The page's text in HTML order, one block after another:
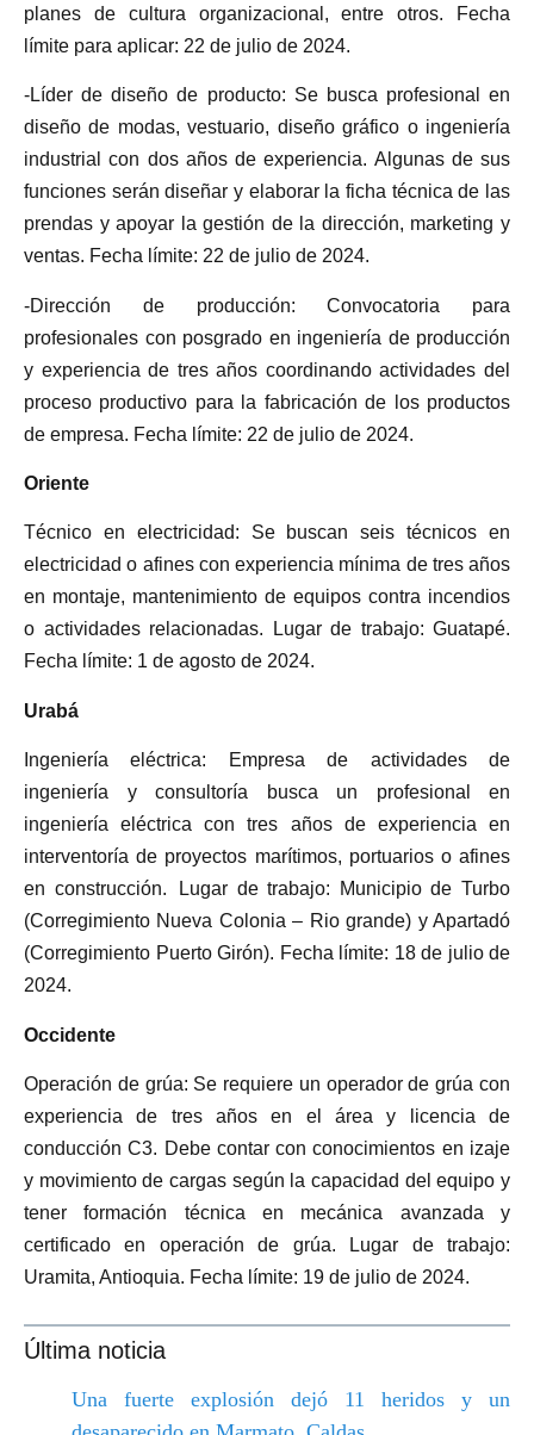
planes de cultura organizacional, entre otros. Fecha
límite para aplicar: 22 de julio de 2024.
-Líder de diseño de producto: Se busca profesional en
diseño de modas, vestuario, diseño gráfico o ingeniería
industrial con dos años de experiencia. Algunas de sus
funciones serán diseñar y elaborar la ficha técnica de las
prendas y apoyar la gestión de la dirección, marketing y
ventas. Fecha límite: 22 de julio de 2024.
-Dirección de producción: Convocatoria para
profesionales con posgrado en ingeniería de producción
y experiencia de tres años coordinando actividades del
proceso productivo para la fabricación de los productos
de empresa. Fecha límite: 22 de julio de 2024.
Oriente
Técnico en electricidad: Se buscan seis técnicos en
electricidad o afines con experiencia mínima de tres años
en montaje, mantenimiento de equipos contra incendios
o actividades relacionadas. Lugar de trabajo: Guatapé.
Fecha límite: 1 de agosto de 2024.
Urabá
Ingeniería eléctrica: Empresa de actividades de
ingeniería y consultoría busca un profesional en
ingeniería eléctrica con tres años de experiencia en
interventoría de proyectos marítimos, portuarios o afines
en construcción. Lugar de trabajo: Municipio de Turbo
(Corregimiento Nueva Colonia – Rio grande) y Apartadó
(Corregimiento Puerto Girón). Fecha límite: 18 de julio de
2024.
Occidente
Operación de grúa: Se requiere un operador de grúa con
experiencia de tres años en el área y licencia de
conducción C3. Debe contar con conocimientos en izaje
y movimiento de cargas según la capacidad del equipo y
tener formación técnica en mecánica avanzada y
certificado en operación de grúa. Lugar de trabajo:
Uramita, Antioquia. Fecha límite: 19 de julio de 2024.
Última noticia
Una fuerte explosión dejó 11 heridos y un